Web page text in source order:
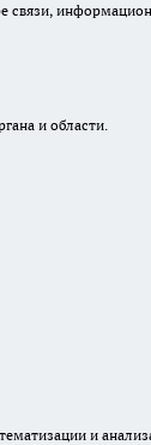
связи,
и области.
и